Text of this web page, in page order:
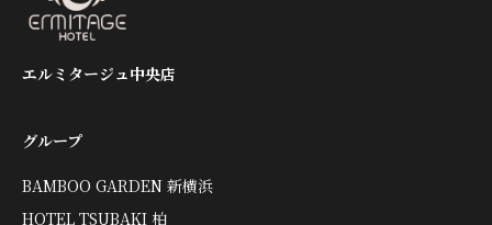
エルミタージュ中央店
グループ
BAMBOO GARDEN 新横浜
HOTEL TSUBAKI 柏